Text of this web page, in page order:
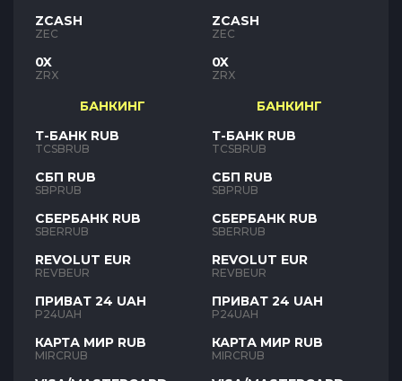
ZCASH
ZEC
0X
ZRX
БАНКИНГ
Т-БАНК RUB
TCSBRUB
СБП RUB
SBPRUB
СБЕРБАНК RUB
SBERRUB
REVOLUT EUR
REVBEUR
ПРИВАТ 24 UAH
P24UAH
КАРТА МИР RUB
MIRCRUB
ZCASH
ZEC
0X
ZRX
БАНКИНГ
Т-БАНК RUB
TCSBRUB
СБП RUB
SBPRUB
СБЕРБАНК RUB
SBERRUB
REVOLUT EUR
REVBEUR
ПРИВАТ 24 UAH
P24UAH
КАРТА МИР RUB
MIRCRUB